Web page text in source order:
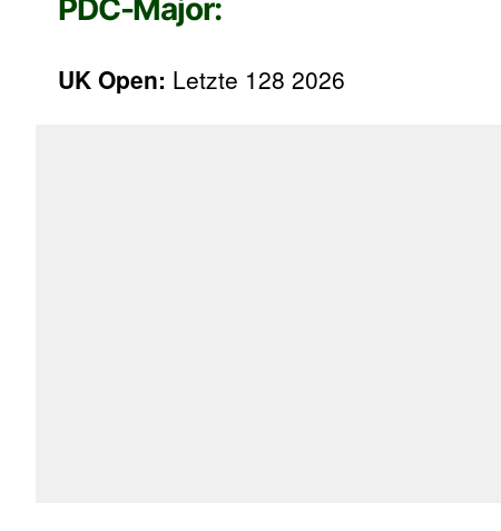
PDC-Major:
UK Open: Letzte 128 2026